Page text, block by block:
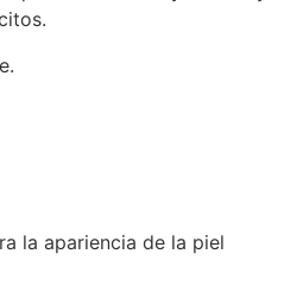
la apariencia de la piel